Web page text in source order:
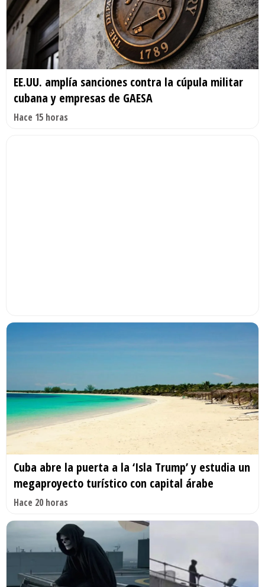
EE.UU. amplía sanciones contra la cúpula militar
cubana y empresas de GAESA
Hace 15 horas
Cuba abre la puerta a la ‘Isla Trump’ y estudia un
megaproyecto turístico con capital árabe
Hace 20 horas